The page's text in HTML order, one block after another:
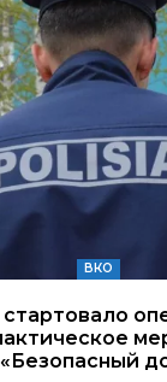
ВКО
«Безопасный